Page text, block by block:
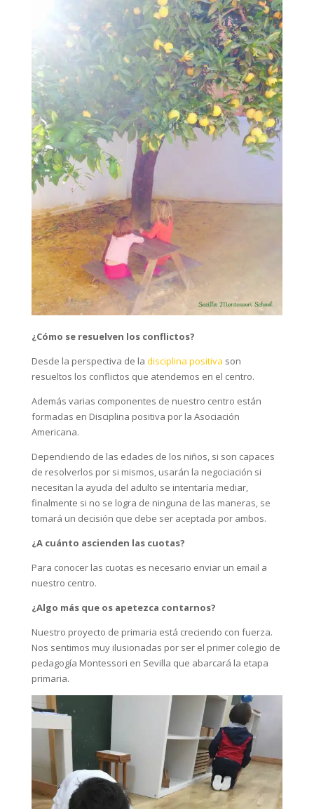
¿Cómo se resuelven los conflictos?
Desde la perspectiva de la disciplina positiva son
resueltos los conflictos que atendemos en el centro.
Además varias componentes de nuestro centro están
formadas en Disciplina positiva por la Asociación
Americana.
Dependiendo de las edades de los niños, si son capaces
de resolverlos por si mismos, usarán la negociación si
necesitan la ayuda del adulto se intentaría mediar,
finalmente si no se logra de ninguna de las maneras, se
tomará un decisión que debe ser aceptada por ambos.
¿A cuánto ascienden las cuotas?
Para conocer las cuotas es necesario enviar un email a
nuestro centro.
¿Algo más que os apetezca contarnos?
Nuestro proyecto de primaria está creciendo con fuerza.
Nos sentimos muy ilusionadas por ser el primer colegio de
pedagogía Montessori en Sevilla que abarcará la etapa
primaria.